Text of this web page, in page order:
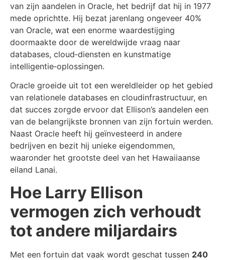
van zijn aandelen in Oracle, het bedrijf dat hij in 1977
mede oprichtte. Hij bezat jarenlang ongeveer 40%
van Oracle, wat een enorme waardestijging
doormaakte door de wereldwijde vraag naar
databases, cloud‑diensten en kunstmatige
intelligentie‑oplossingen.
Oracle groeide uit tot een wereldleider op het gebied
van relationele databases en cloudinfrastructuur, en
dat succes zorgde ervoor dat Ellison’s aandelen een
van de belangrijkste bronnen van zijn fortuin werden.
Naast Oracle heeft hij geïnvesteerd in andere
bedrijven en bezit hij unieke eigendommen,
waaronder het grootste deel van het Hawaiiaanse
eiland Lanai.
Hoe Larry Ellison
vermogen zich verhoudt
tot andere miljardairs
Met een fortuin dat vaak wordt geschat tussen 240